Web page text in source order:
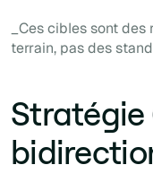
_Ces cibles sont
terrain, pas des
Stratégie